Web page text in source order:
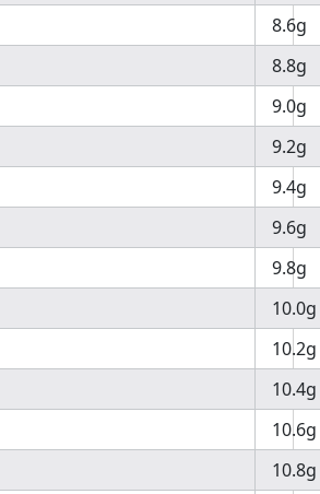
8.6g
8.8g
9.0g
9.2g
9.4g
9.6g
9.8g
10.0g
10.2g
10.4g
10.6g
10.8g